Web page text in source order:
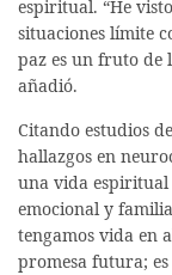
espiritual. “He
situaciones límite
paz es un fruto de
añadió.
Citando estudios
hallazgos en
una vida
emocional y
tengamos vida en
promesa futura;